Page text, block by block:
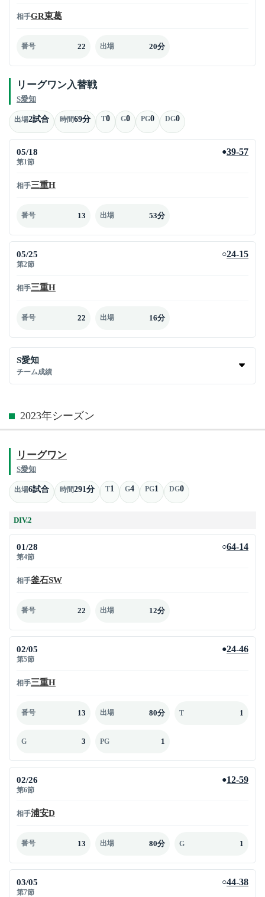
相手GR東葛
番号 22 出場 20分
リーグワン入替戦
S愛知
出場2試合 時間69分 T0 G0 PG0 DG0
05/18
第1節
●39-57
相手三重H
番号 13 出場 53分
05/25
第2節
○24-15
相手三重H
番号 22 出場 16分
S愛知
チーム成績
2023年シーズン
リーグワン
S愛知
出場6試合 時間291分 T1 G4 PG1 DG0
DIV.2
01/28
第4節
○64-14
相手釜石SW
番号 22 出場 12分
02/05
第5節
●24-46
相手三重H
番号 13 出場 80分 T 1
G 3 PG 1
02/26
第6節
●12-59
相手浦安D
番号 13 出場 80分 G 1
03/05
第7節
○44-38